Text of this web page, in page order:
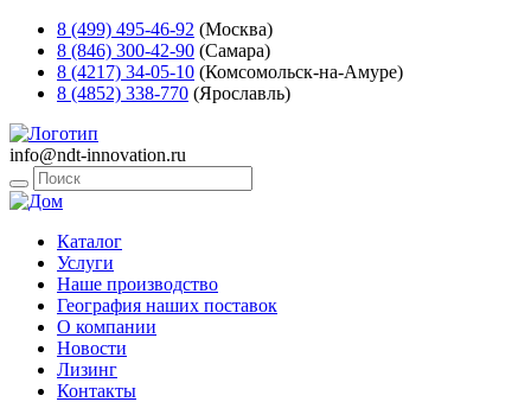
8 (499) 495-46-92 (Москва)
8 (846) 300-42-90 (Самара)
8 (4217) 34-05-10 (Комсомольск-на-Амуре)
8 (4852) 338-770 (Ярославль)
info@ndt-innovation.ru
Каталог
Услуги
Наше производство
География наших поставок
О компании
Новости
Лизинг
Контакты